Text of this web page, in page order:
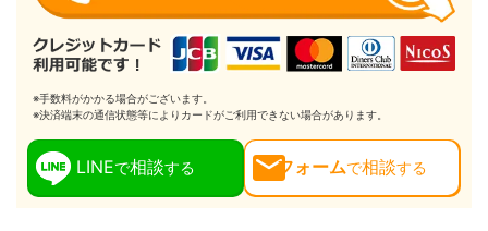
※手数料がかかる場合がございます。
※決済端末の通信状態等によりカードがご利用できない場合があります。
LINEで相談する フォームで相談する